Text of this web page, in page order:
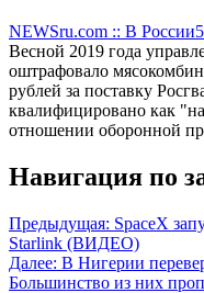
NEWSru.com :: В России
Весной 2019 года
оштрафовало
рублей за поставку
квалифицировано как
отношении оборонной
Навигация по
Предыдущая: SpaceX
Starlink (ВИДЕО)
Далее: В Нигерии
Большинство из них